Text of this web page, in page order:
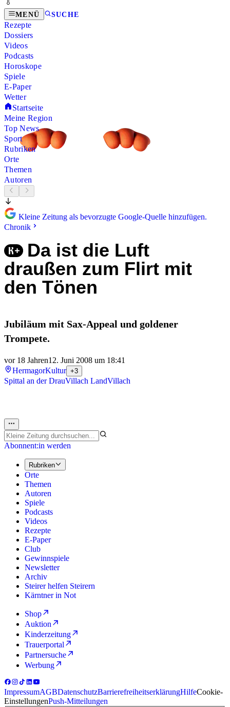
MENÜ SUCHE
Rezepte
Dossiers
Videos
Podcasts
Horoskope
Spiele
E-Paper
Wetter
Startseite
Meine Region
Top News
Sport
Rubriken
Orte
Themen
Autoren
Kleine Zeitung als bevorzugte Google-Quelle hinzufügen.
Chronik
Da ist die Luft
draußen zum Flirt mit
den Tönen
Jubiläum mit Sax-Appeal und goldener
Trompete.
vor 18 Jahren12. Juni 2008 um 18:41
HermagorKultur +3
Spittal an der DrauVillach LandVillach
Abonnent:in werden
Rubriken
Orte
Themen
Autoren
Spiele
Podcasts
Videos
Rezepte
E-Paper
Club
Gewinnspiele
Newsletter
Archiv
Steirer helfen Steirern
Kärntner in Not
Shop
Auktion
Kinderzeitung
Trauerportal
Partnersuche
Werbung
ImpressumAGBDatenschutzBarrierefreiheitserklärungHilfeCookie-
EinstellungenPush-Mitteilungen